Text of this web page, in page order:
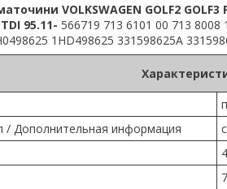
VOLKSWAGEN GOLF2 GOLF3
95.11- 566719 713 6101 00 713 8008
1HD498625 331598625A
/ Дополнительная информация